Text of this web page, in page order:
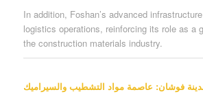
In addition, Foshan’s advanced
logistics operations, reinforcing its role as a
the construction materials industry.
فوشان: عاصمة مواد التشطيب والسيراميك